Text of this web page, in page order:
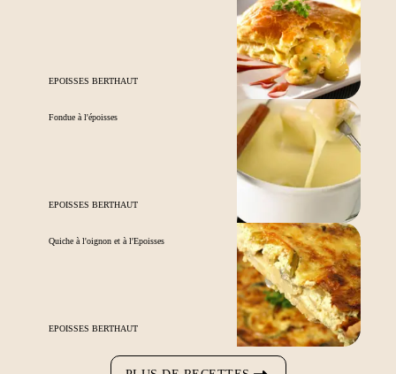
EPOISSES BERTHAUT
Fondue à l'époisses
EPOISSES BERTHAUT
Quiche à l'oignon et à l'Epoisses
EPOISSES BERTHAUT